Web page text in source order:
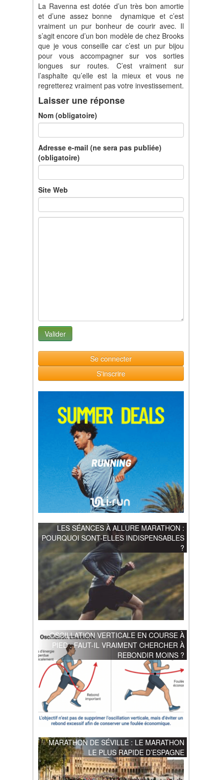
La Ravenna est dotée d’un très bon amortie
et d’une assez bonne dynamique et c’est
vraiment un pur bonheur de courir avec. Il
s’agit encore d’un bon modèle de chez Brooks
que je vous conseille car c’est un pur bijou
pour vous accompagner sur vos sorties
longues sur routes. C’est vraiment sur
l’asphalte qu’elle est la mieux et vous ne
regretterez vraiment pas votre investissement.
Laisser une réponse
Nom (obligatoire)
Adresse e-mail (ne sera pas publiée)
(obligatoire)
Site Web
Se connecter
S'inscrire
LES SÉANCES À ALLURE MARATHON :
POURQUOI SONT-ELLES INDISPENSABLES
?
OSCILLATION VERTICALE EN COURSE À
PIED : FAUT-IL VRAIMENT CHERCHER À
REBONDIR MOINS ?
MARATHON DE SÉVILLE : LE MARATHON
LE PLUS RAPIDE D’ESPAGNE